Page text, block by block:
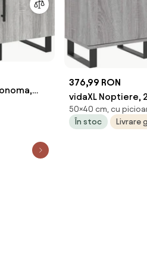
376,99 RON
vidaXL Noptiere,
40x30x50 cm,
50×40 cm, cu
În stoc
Livrare